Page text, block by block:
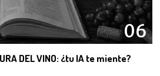
06
DEL VINO: ¿tu IA te miente?